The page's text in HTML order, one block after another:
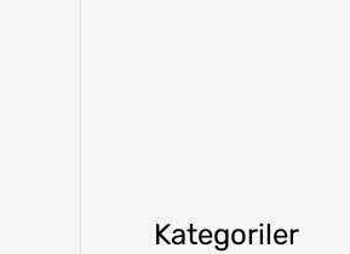
Kategoriler